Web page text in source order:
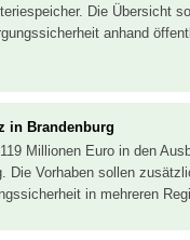
Die Übersicht
anhand
in Brandenburg
Millionen Euro in den
Die Vorhaben sollen
in mehreren